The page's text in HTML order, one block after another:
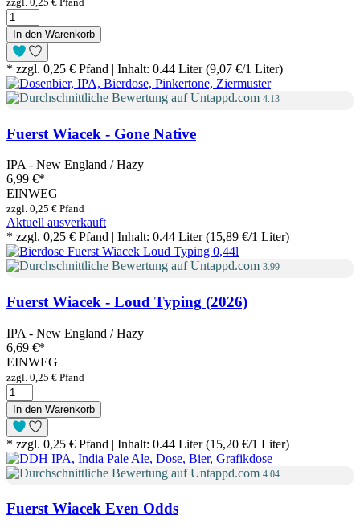
In den Warenkorb
* zzgl. 0,25 € Pfand | Inhalt: 0.44 Liter (9,07 €/1 Liter)
4.13
Fuerst Wiacek - Gone Native
IPA - New England / Hazy
6,99 €*
EINWEG
zzgl. 0,25 € Pfand
Aktuell ausverkauft
* zzgl. 0,25 € Pfand | Inhalt: 0.44 Liter (15,89 €/1 Liter)
3.99
Fuerst Wiacek - Loud Typing (2026)
IPA - New England / Hazy
6,69 €*
EINWEG
zzgl. 0,25 € Pfand
In den Warenkorb
* zzgl. 0,25 € Pfand | Inhalt: 0.44 Liter (15,20 €/1 Liter)
4.04
Fuerst Wiacek Even Odds